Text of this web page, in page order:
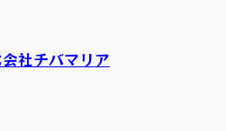
社チバマリア